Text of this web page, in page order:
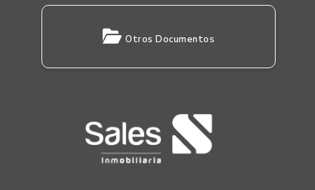
Otros Documentos